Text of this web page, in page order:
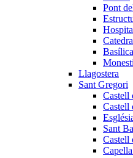
Pont
Llagostera
Sant Gregori
Castell
Castell
Sant
Castell